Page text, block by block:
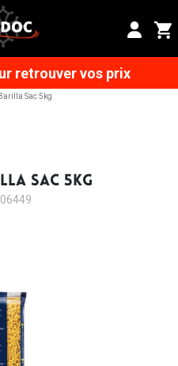
retrouver vos prix
Sac 5kg
SAC 5KG